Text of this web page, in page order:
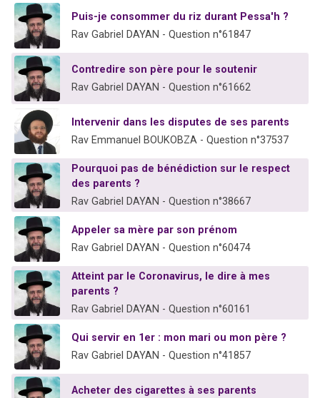
13 personnes viennent de demander une bénédiction
30 personnes viennent de faire un don pour Sauvez la jambe de Yohan
Il reste 49 places pour étudier en groupe sur Zoom
12 nouvelles musiques dans Torah-Box Music
Puis-je consommer du riz durant Pessa'h ?
Rav Gabriel DAYAN - Question n°61847
Contredire son père pour le soutenir
Rav Gabriel DAYAN - Question n°61662
Intervenir dans les disputes de ses parents
Rav Emmanuel BOUKOBZA - Question n°37537
Pourquoi pas de bénédiction sur le respect
des parents ?
Rav Gabriel DAYAN - Question n°38667
Appeler sa mère par son prénom
Rav Gabriel DAYAN - Question n°60474
Atteint par le Coronavirus, le dire à mes
parents ?
Rav Gabriel DAYAN - Question n°60161
Qui servir en 1er : mon mari ou mon père ?
Rav Gabriel DAYAN - Question n°41857
Acheter des cigarettes à ses parents